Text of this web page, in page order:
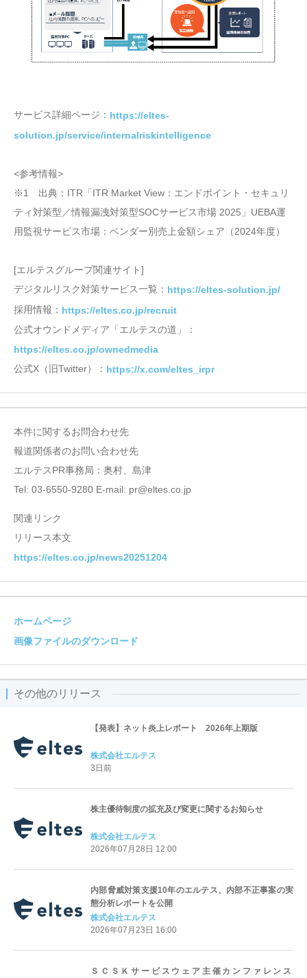
サービス詳細ページ： https://eltes-
solution.jp/service/internalriskintelligence
<参考情報>
※1 出典：ITR「ITR Market View：エンドポイント・セキュリ
ティ対策型／情報漏洩対策型SOCサービス市場 2025」UEBA運
用監視サービス市場：ベンダー別売上金額シェア（2024年度）
[エルテスグループ関連サイト]
デジタルリスク対策サービス一覧： https://eltes-solution.jp/
採用情報： https://eltes.co.jp/recruit
公式オウンドメディア「エルテスの道」：
https://eltes.co.jp/ownedmedia
公式X（旧Twitter）： https://x.com/eltes_irpr
本件に関するお問合わせ先
報道関係者のお問い合わせ先
エルテスPR事務局：奥村、島津
Tel: 03-6550-9280 E-mail: pr@eltes.co.jp
関連リンク
リリース本文
https://eltes.co.jp/news20251204
ホームページ
画像ファイルのダウンロード
その他のリリース
【発表】ネット炎上レポート 2026年上期版
株式会社エルテス
3日前
株主優待制度の拡充及び変更に関するお知らせ
株式会社エルテス
2026年07月28日 12:00
内部脅威対策支援10年のエルテス、内部不正事案の実
態分析レポートを公開
株式会社エルテス
2026年07月23日 16:00
ＳＣＳＫサービスウェア主催カンファレンス